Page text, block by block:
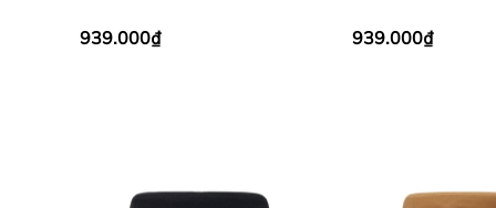
939.000₫
939.000₫